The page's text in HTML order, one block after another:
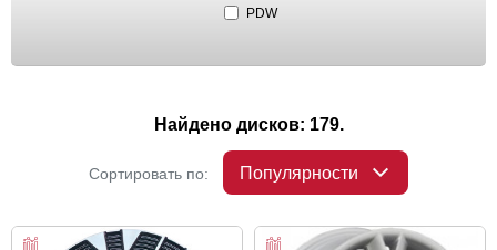
PDW
Найдено дисков: 179.
Сортировать по: Популярности